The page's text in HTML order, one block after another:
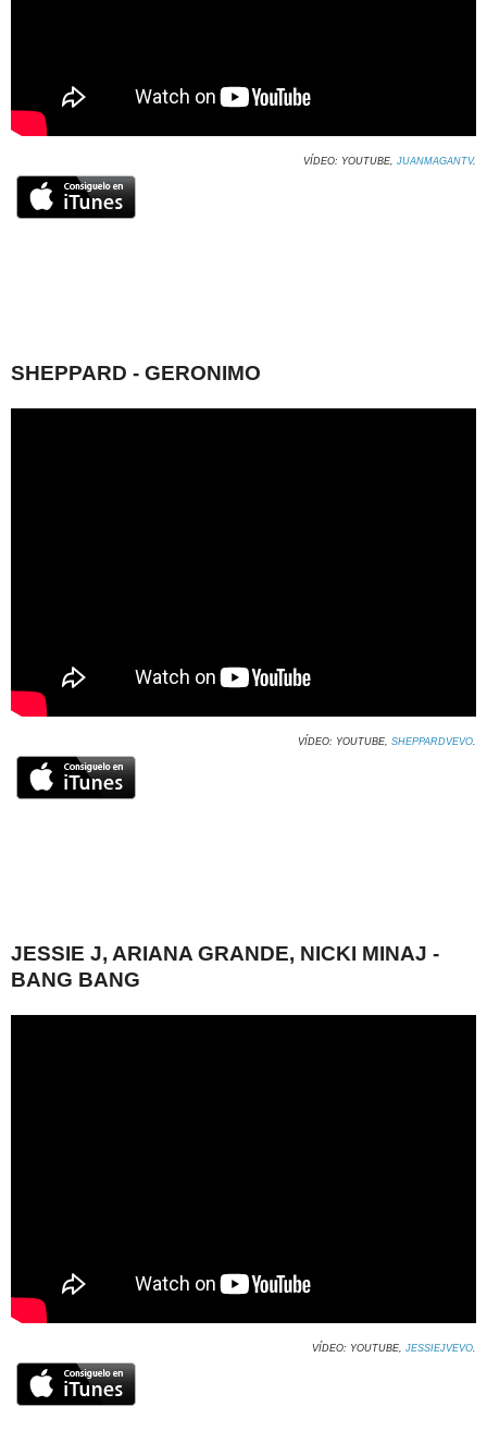
VÍDEO: YOUTUBE, JUANMAGANTV.
SHEPPARD - GERONIMO
VÍDEO: YOUTUBE, SHEPPARDVEVO
JESSIE J, ARIANA GRANDE, NICKI MINAJ -
BANG BANG
VÍDEO: YOUTUBE, JESSIEJVEVO